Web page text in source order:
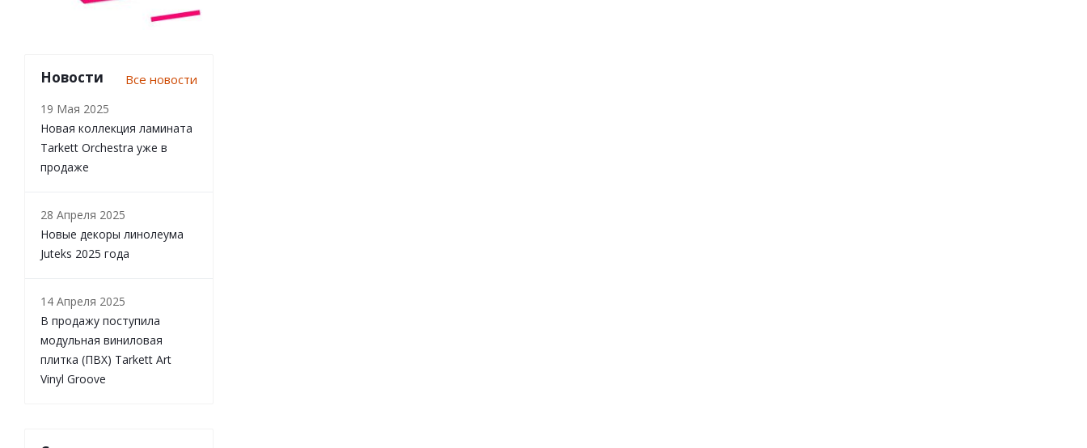
Новости Все новости
19 Мая 2025
Новая коллекция ламината
Tarkett Orchestra уже в
продаже
28 Апреля 2025
Новые декоры линолеума
Juteks 2025 года
14 Апреля 2025
В продажу поступила
модульная виниловая
плитка (ПВХ) Tarkett Art
Vinyl Groove